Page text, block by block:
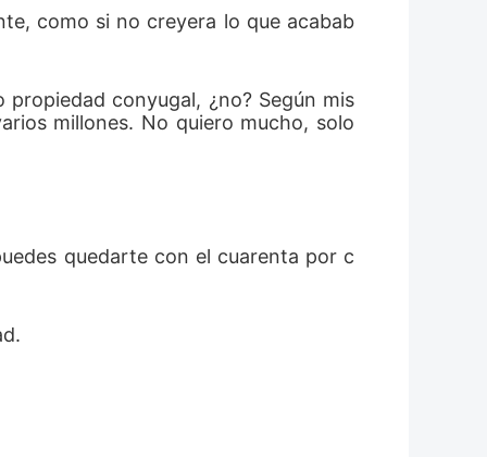
como si no creyera lo que acabab
conyugal, ¿no? Según mis
millones. No quiero mucho, solo
quedarte con el cuarenta por c